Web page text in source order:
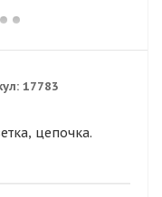
17783
цепочка.